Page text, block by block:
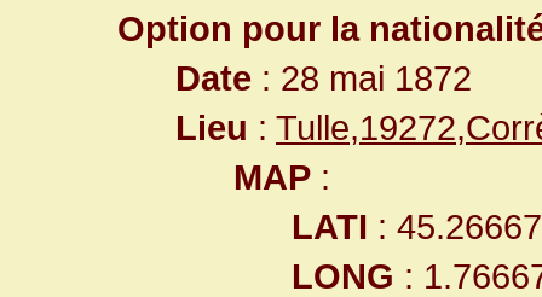
Option pour la
Date : 28 mai 1872
Lieu :
MAP :
LATI :
LONG :